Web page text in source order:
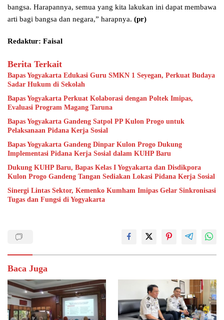
bangsa. Harapannya, semua yang kita lakukan ini dapat membawa
arti bagi bangsa dan negara,” harapnya. (pr)
Redaktur: Faisal
Berita Terkait
Bapas Yogyakarta Edukasi Guru SMKN 1 Seyegan, Perkuat Budaya
Sadar Hukum di Sekolah
Bapas Yogyakarta Perkuat Kolaborasi dengan Poltek Imipas,
Evaluasi Program Magang Taruna
Bapas Yogyakarta Gandeng Satpol PP Kulon Progo untuk
Pelaksanaan Pidana Kerja Sosial
Bapas Yogyakarta Gandeng Dinpar Kulon Progo Dukung
Implementasi Pidana Kerja Sosial dalam KUHP Baru
Dukung KUHP Baru, Bapas Kelas I Yogyakarta dan Disdikpora
Kulon Progo Gandeng Tangan Sediakan Lokasi Pidana Kerja Sosial
Sinergi Lintas Sektor, Kemenko Kumham Imipas Gelar Sinkronisasi
Tugas dan Fungsi di Yogyakarta
Baca Juga